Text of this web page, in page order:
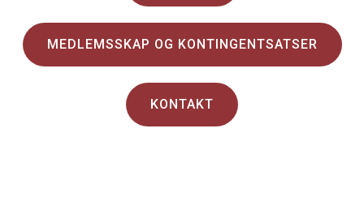
MEDLEMSSKAP OG KONTINGENTSATSER
KONTAKT